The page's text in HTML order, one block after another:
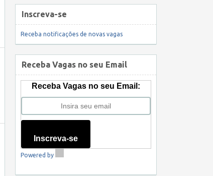
Inscreva-se
Receba notificações de novas vagas
Receba Vagas no seu Email
Receba Vagas no seu Email:
Inscreva-se
Powered by